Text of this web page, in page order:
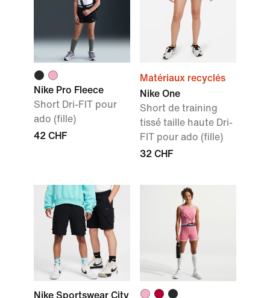
Nike Pro Fleece
Short Dri-FIT pour
ado (fille)
42 CHF
Matériaux recyclés
Nike One
Short de training
tissé taille haute Dri-
FIT pour ado (fille)
32 CHF
Nike Sportswear City